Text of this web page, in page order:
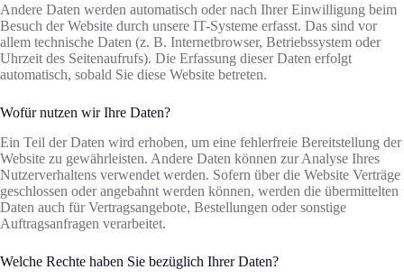
Andere Daten werden automatisch oder nach Ihrer Einwilligung beim
Besuch der Website durch unsere IT-Systeme erfasst. Das sind vor
allem technische Daten (z. B. Internetbrowser, Betriebssystem oder
Uhrzeit des Seitenaufrufs). Die Erfassung dieser Daten erfolgt
automatisch, sobald Sie diese Website betreten.
Wofür nutzen wir Ihre Daten?
Ein Teil der Daten wird erhoben, um eine fehlerfreie Bereitstellung der
Website zu gewährleisten. Andere Daten können zur Analyse Ihres
Nutzerverhaltens verwendet werden. Sofern über die Website Verträge
geschlossen oder angebahnt werden können, werden die übermittelten
Daten auch für Vertragsangebote, Bestellungen oder sonstige
Auftragsanfragen verarbeitet.
Welche Rechte haben Sie bezüglich Ihrer Daten?